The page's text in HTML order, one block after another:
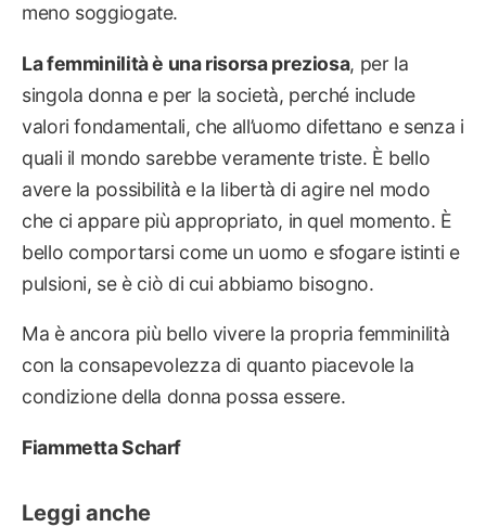
meno soggiogate.
La femminilità è una risorsa preziosa, per la
singola donna e per la società, perché include
valori fondamentali, che all’uomo difettano e senza i
quali il mondo sarebbe veramente triste. È bello
avere la possibilità e la libertà di agire nel modo
che ci appare più appropriato, in quel momento. È
bello comportarsi come un uomo e sfogare istinti e
pulsioni, se è ciò di cui abbiamo bisogno.
Ma è ancora più bello vivere la propria femminilità
con la consapevolezza di quanto piacevole la
condizione della donna possa essere.
Fiammetta Scharf
Leggi anche